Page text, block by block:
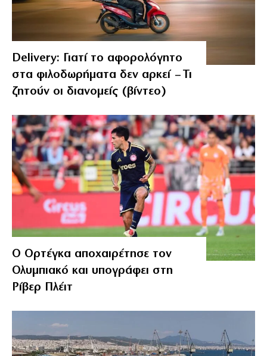
Delivery: Γιατί το αφορολόγητο
στα φιλοδωρήματα δεν αρκεί – Τι
ζητούν οι διανομείς (βίντεο)
Ο Ορτέγκα αποχαιρέτησε τον
Ολυμπιακό και υπογράφει στη
Ρίβερ Πλέιτ